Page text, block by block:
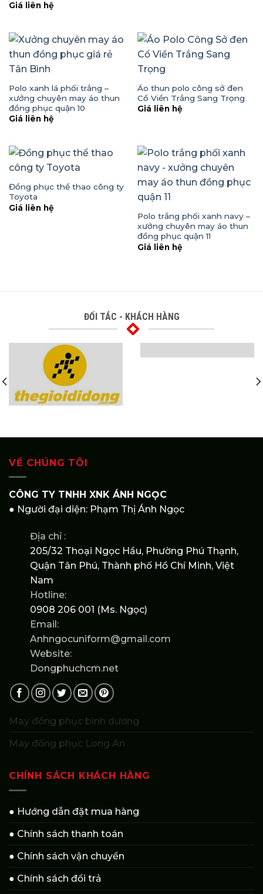
Giá liên hệ
Polo xanh lá phối trắng –
xưởng chuyên may áo thun
đồng phục quận 10
Giá liên hệ
Áo thun polo công sở đen
Cổ Viền Trắng Sang Trọng
Giá liên hệ
Đồng phục thể thao công ty
Toyota
Giá liên hệ
Polo trắng phối xanh navy –
xưởng chuyên may áo thun
đồng phục quận 11
Giá liên hệ
ĐỐI TÁC - KHÁCH HÀNG
VỀ CHÚNG TÔI
CÔNG TY TNHH XNK ÁNH NGỌC
● Người đại diện: Phạm Thị Ánh Ngọc
Địa chỉ :
205/32 Thoại Ngọc Hầu, Phường Phú Thạnh,
Quận Tân Phú, Thành phố Hồ Chí Minh, Việt
Nam
Hotline:
0908 206 001 (Ms. Ngọc)
Email:
Anhngocuniform@gmail.com
Website:
Dongphuchcm.net
May đồng phục bình dương
May đồng phục Long An
CHÍNH SÁCH KHÁCH HÀNG
● Hướng dẫn đặt mua hàng
● Chính sách thanh toán
● Chính sách vận chuyển
● Chính sách đổi trả